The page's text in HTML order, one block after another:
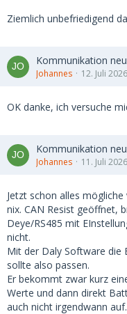
Ziemlich unbefriedigend
Kommunikation
Johannes 12. Juli 2026
OK danke, ich versuche
Kommunikation
Johannes 11. Juli 2026
Jetzt schon alles
nix. CAN Resist geöffnet,
Deye/RS485 mit
nicht.
Mit der Daly Software die
sollte also passen.
Er bekommt zwar kurz
Werte und dann direkt
auch nicht irgendwann auf.